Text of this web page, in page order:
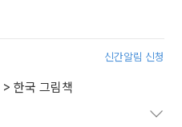
신간알림 신청
> 한국 그림책